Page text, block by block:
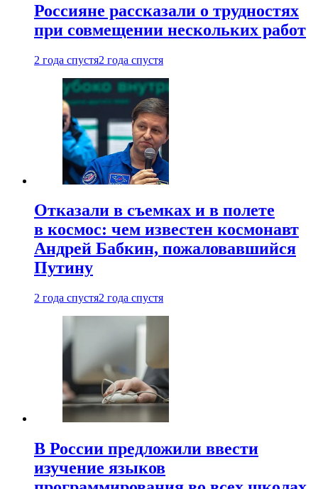
Россияне рассказали о трудностях
при совмещении нескольких работ
2 года спустя2 года спустя
Отказали в съемках и в полете
в космос: чем известен космонавт
Андрей Бабкин, пожаловавшийся
Путину
2 года спустя2 года спустя
В России предложили ввести
изучение языков